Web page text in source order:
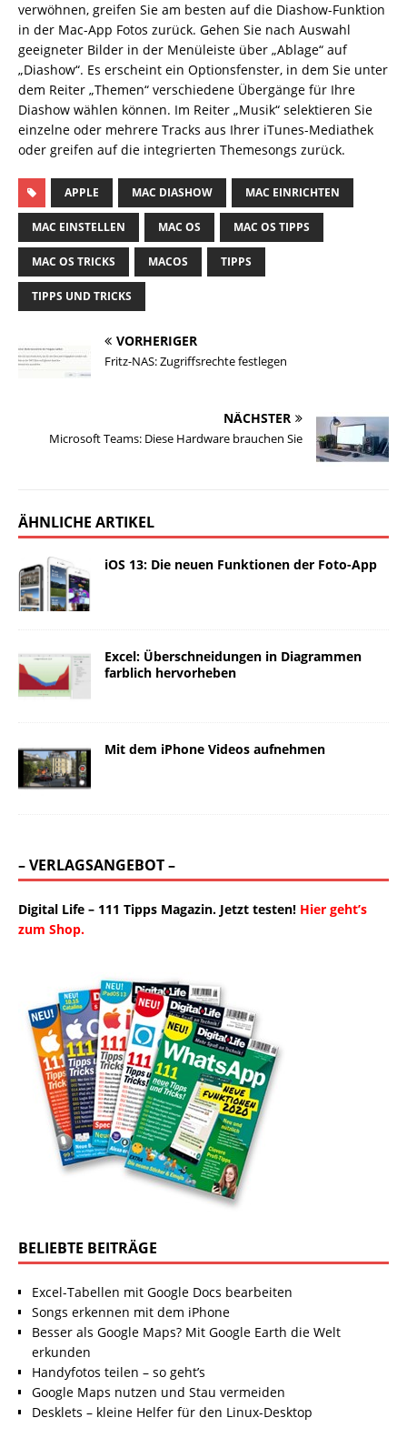
verwöhnen, greifen Sie am besten auf die Diashow-Funktion
in der Mac-App Fotos zurück. Gehen Sie nach Auswahl
geeigneter Bilder in der Menüleiste über „Ablage“ auf
„Diashow“. Es erscheint ein Optionsfenster, in dem Sie unter
dem Reiter „Themen“ verschiedene Übergänge für Ihre
Diashow wählen können. Im Reiter „Musik“ selektieren Sie
einzelne oder mehrere Tracks aus Ihrer iTunes-Mediathek
oder greifen auf die integrierten Themesongs zurück.
APPLE MAC DIASHOW MAC EINRICHTEN
MAC EINSTELLEN MAC OS MAC OS TIPPS
MAC OS TRICKS MACOS TIPPS
TIPPS UND TRICKS
VORHERIGER
Fritz-NAS: Zugriffsrechte festlegen
NÄCHSTER
Microsoft Teams: Diese Hardware brauchen Sie
ÄHNLICHE ARTIKEL
iOS 13: Die neuen Funktionen der Foto-App
Excel: Überschneidungen in Diagrammen
farblich hervorheben
Mit dem iPhone Videos aufnehmen
– VERLAGSANGEBOT –
Digital Life – 111 Tipps Magazin. Jetzt testen! Hier geht’s
zum Shop.
BELIEBTE BEITRÄGE
Excel-Tabellen mit Google Docs bearbeiten
Songs erkennen mit dem iPhone
Besser als Google Maps? Mit Google Earth die Welt
erkunden
Handyfotos teilen – so geht’s
Google Maps nutzen und Stau vermeiden
Desklets – kleine Helfer für den Linux-Desktop